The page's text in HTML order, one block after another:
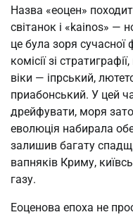
Назва «еоцен»
світанок і «kainos» —
це була зоря
комісії зі
віки — іпрський,
приабонський. У цей
дрейфувати, моря
еволюція набирала
залишив багату
вапняків Криму,
газу.
Еоценова епоха не